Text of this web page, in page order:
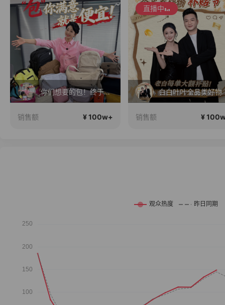
直播中
白白叶叶全品类好物补贴节~
销售额 ¥ 100w+
直播中
大上新大上新大上新
销售额 ¥